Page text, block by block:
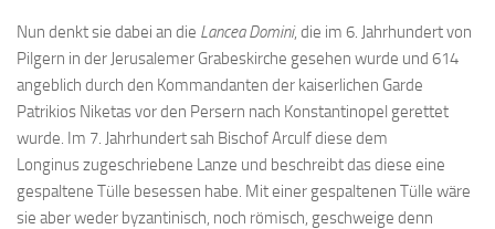
Nun denkt sie dabei an die Lancea Domini, die im 6. Jahrhundert von
Pilgern in der Jerusalemer Grabeskirche gesehen wurde und 614
angeblich durch den Kommandanten der kaiserlichen Garde
Patrikios Niketas vor den Persern nach Konstantinopel gerettet
wurde. Im 7. Jahrhundert sah Bischof Arculf diese dem
Longinus zugeschriebene Lanze und beschreibt das diese eine
gespaltene Tülle besessen habe. Mit einer gespaltenen Tülle wäre
sie aber weder byzantinisch, noch römisch, geschweige denn